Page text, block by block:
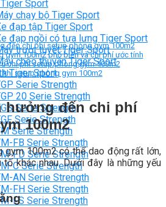
Sport
chạy bộ Tiger Sport
đạp tập Tiger Sport
đạp ngồi có tựa lưng Tiger Sport
trượt tuyết Tiger Sport
chèo thuyền Tiger Sport
Tiger Sport
Serie Strength
20 Serie Strength
Serie Strength
Serie Strength
Serie Strength
FB Serie Strength
FD Serie Strength
C Serie Strength
AN Serie Strength
FH Serie Strength
FS Serie Strength
đến chi phí setup phòng gym 100m2
gym 100m2 phổ biến và chi phí ước tính
chi phí setup phòng gym 100m2
khi setup phòng gym 100m2
hưởng đến chi phí
100m2
gym 100m2 có thể dao động rất lớn,
tố khác nhau. Dưới đây là những yếu